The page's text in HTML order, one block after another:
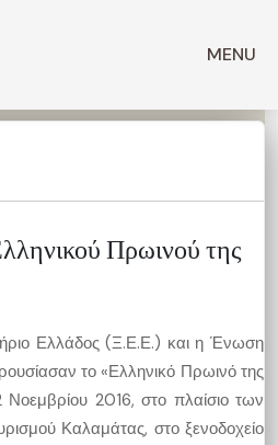
MENU
Πρωινού της
Ελλάδος (Ξ.Ε.Ε.) και η Ένωση
το «Ελληνικό Πρωινό της
Νοεμβρίου 2016, στο πλαίσιο των
Καλαμάτας, στο ξενοδοχείο